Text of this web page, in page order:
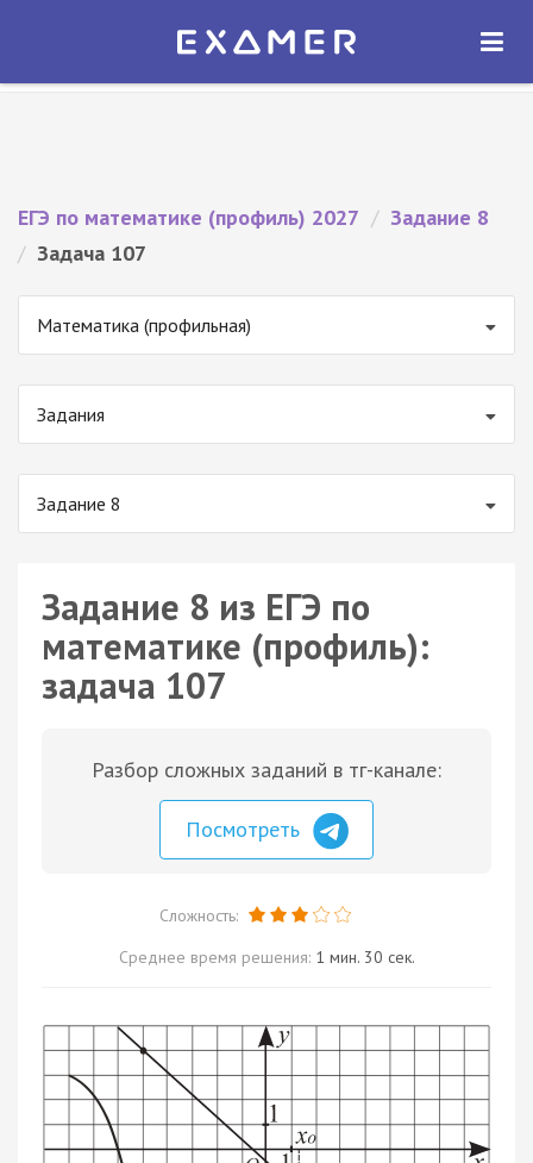
Экзамер — ЕГЭ 2027
ОТКРЫТЬ
ЕГЭ по математике (профиль) 2027 / Задание 8
/ Задача 107
Математика (профильная)
Задания
Задание 8
Задание 8 из ЕГЭ по
математике (профиль):
задача 107
Разбор сложных заданий в тг-канале:
Посмотреть
Сложность:
Среднее время решения: 1 мин. 30 сек.